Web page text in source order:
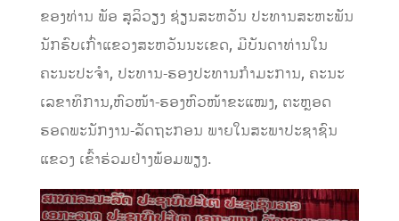
ຂອງທ່ານ ພັອ ສຸລິວຽງ ຊ່ຽນສະຫວັນ ປະທານສະຫະພັນ
ນັກຮົບເກົ່າແຂວງສະຫວັນນະເຂດ, ມີບັນດາທ່ານໃນ
ຄະນະປະຈໍາ, ປະທານ-ຮອງປະທານກຳມະການ, ຄະນະ
ເລຂາທິການ,ຫົວໜ້າ-ຮອງຫົວໜ້າຂະແໝງ, ຕະຫຼອດ
ຮອດພະນັກງານ-ລັດຖະກອນ ພາຍໃນສະພາປະຊາຊົນ
ແຂວງ ເຂົ້າຮ່ວມຢ່າງພ້ອມພຽງ.